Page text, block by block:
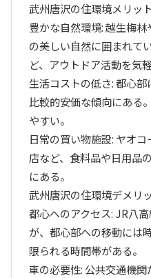
武州唐沢の住環境メリット
豊かな自然環境: 越生梅
の美しい自然に囲まれて
ど、アウトドア活動を気
生活コストの低さ: 都心
比較的安価な傾向にある
やすい。
日常の買い物施設: ヤオ
店など、食料品や日用品
にある。
武州唐沢の住環境デメリ
都心へのアクセス: JR八
が、都心部への移動には
限られる時間帯がある。
車の必要性: 公共交通機